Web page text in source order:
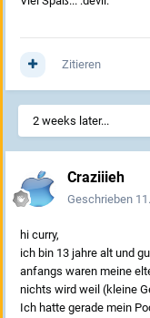
Zitieren
2 weeks later...
Craziiieh
Geschrieben
hi curry,
ich bin 13 jahre alt und
anfangs waren meine
nichts wird weil (kleine
Ich hatte gerade mein